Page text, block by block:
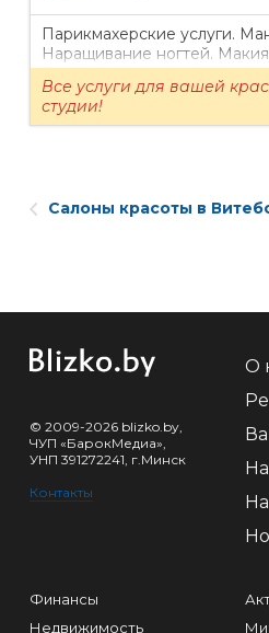
Парикмахерские услуги.
Наращивание ногтей.
Подарочные сертификаты.
Все услуги для вашей
студии!
Салоны красоты в
© 2009-2026 blizko.by,
ЧУП «БарокМедиа»,
УНП 391272241, г.Минск
Контакты
О
Финансы
Недвижимость